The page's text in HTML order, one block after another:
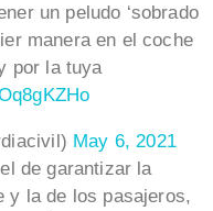
un peludo ‘sobrado
manera en el coche
por la tuya
May 6, 2021
de garantizar la
y la de los pasajeros,